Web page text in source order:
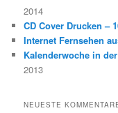
2014
CD Cover Drucken –
Internet Fernsehen
Kalenderwoche in
2013
NEUESTE